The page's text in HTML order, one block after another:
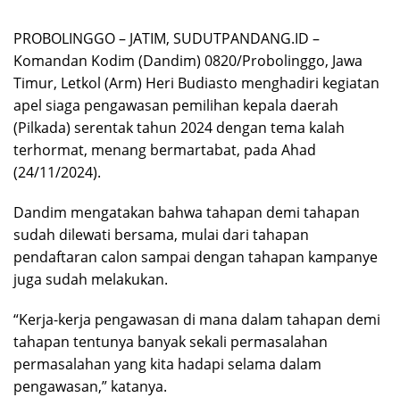
PROBOLINGGO – JATIM, SUDUTPANDANG.ID –
Komandan Kodim (Dandim) 0820/Probolinggo, Jawa
Timur, Letkol (Arm) Heri Budiasto menghadiri kegiatan
apel siaga pengawasan pemilihan kepala daerah
(Pilkada) serentak tahun 2024 dengan tema kalah
terhormat, menang bermartabat, pada Ahad
(24/11/2024).
Dandim mengatakan bahwa tahapan demi tahapan
sudah dilewati bersama, mulai dari tahapan
pendaftaran calon sampai dengan tahapan kampanye
juga sudah melakukan.
“Kerja-kerja pengawasan di mana dalam tahapan demi
tahapan tentunya banyak sekali permasalahan
permasalahan yang kita hadapi selama dalam
pengawasan,” katanya.